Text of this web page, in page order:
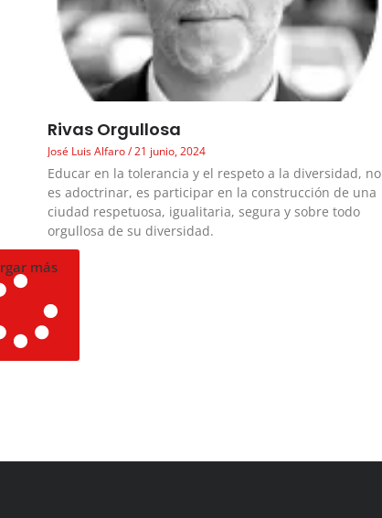
Rivas Orgullosa
José Luis Alfaro 21 junio, 2024
Educar en la tolerancia y el respeto a la diversidad, no
es adoctrinar, es participar en la construcción de una
ciudad respetuosa, igualitaria, segura y sobre todo
orgullosa de su diversidad.
más